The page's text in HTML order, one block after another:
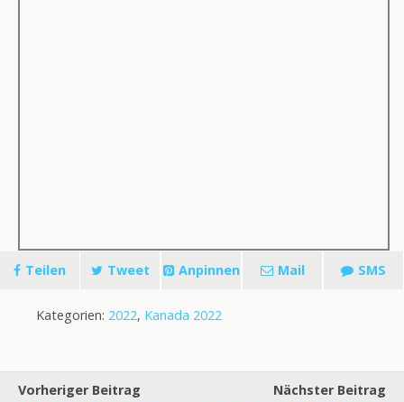
Teilen Tweet Anpinnen Mail SMS
Kategorien: 2022, Kanada 2022
Vorheriger Beitrag
Nächster Beitrag